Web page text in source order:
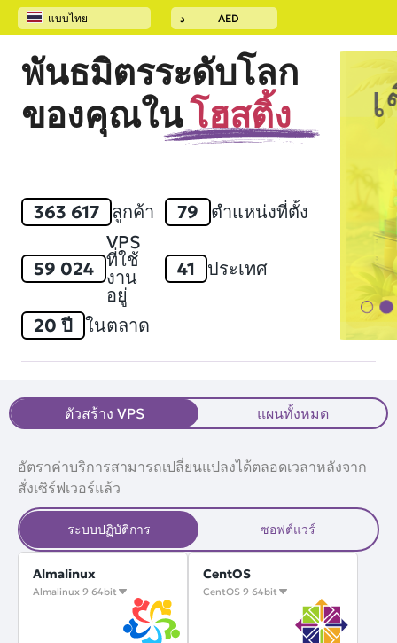
แบบไทย د AED
หน้าแรก เซิร์ฟเวอร์วีพีเอส
พันธมิตรระดับโลก
ของคุณในโฮสติ้ง
363 617 ลูกค้า 79 ตำแหน่งที่ตั้ง
59 024
VPS
ที่ใช้
งาน
อยู่
41 ประเทศ
20 ปี ในตลาด
ตัวสร้าง VPS แผนทั้งหมด
อัตราค่าบริการสามารถเปลี่ยนแปลงได้ตลอดเวลาหลังจาก
สั่งเซิร์ฟเวอร์แล้ว
ระบบปฏิบัติการ ซอฟต์แวร์
Almalinux
Almalinux 9 64bit
CentOS
CentOS 9 64bit